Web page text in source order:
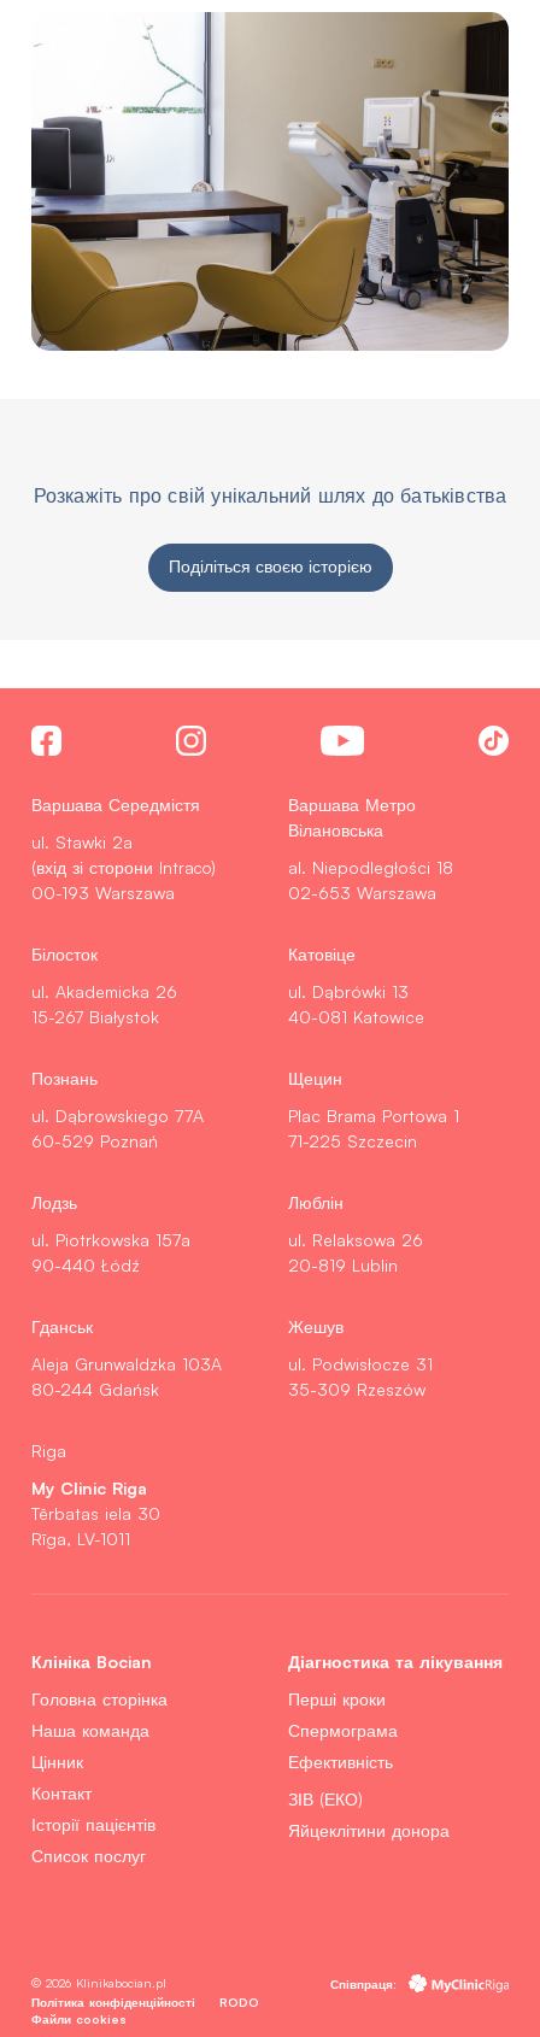
Розкажіть про свій унікальний шлях до батьківства
Поділіться своєю історією
Варшава Середмістя
ul. Stawki 2a
(вхід зі сторони Intraco)
00-193 Warszawa
Варшава Метро
Вілановська
al. Niepodległości 18
02-653 Warszawa
Білосток
ul. Akademicka 26
15-267 Białystok
Катовіце
ul. Dąbrówki 13
40-081 Katowice
Познань
ul. Dąbrowskiego 77A
60-529 Poznań
Щецин
Plac Brama Portowa 1
71-225 Szczecin
Лодзь
ul. Piotrkowska 157a
90-440 Łódź
Люблін
ul. Relaksowa 26
20-819 Lublin
Гданськ
Aleja Grunwaldzka 103A
80-244 Gdańsk
Жешув
ul. Podwisłocze 31
35-309 Rzeszów
Riga
My Clinic Riga
Tērbatas iela 30
Rīga, LV-1011
Клініка Bocian
Головна сторінка
Наша команда
Цінник
Контакт
Історії пацієнтів
Список послуг
Діагностика та лікування
Перші кроки
Спермограма
Ефективність
ЗІВ (ЕКО)
Яйцеклітини донора
© 2026 Klinikabocian.pl
Співпраця:
Політика конфіденційності
RODO
Файли cookies